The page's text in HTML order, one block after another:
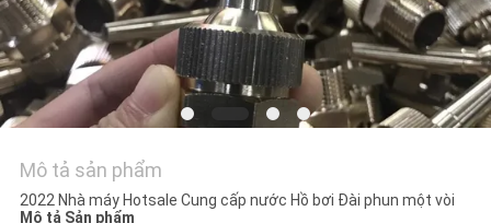
NEWS
SƠ
ĐỒ
TRANG
Mô tả sản phẩm
2022 Nhà máy Hotsale Cung cấp nước Hồ bơi Đài phun một vòi
Mô tả Sản phẩm